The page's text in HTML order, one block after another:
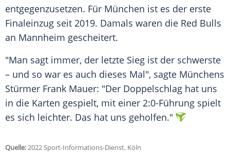
entgegenzusetzen. Für München ist es der erste
Finaleinzug seit 2019. Damals waren die Red Bulls
an Mannheim gescheitert.
"Man sagt immer, der letzte Sieg ist der schwerste
– und so war es auch dieses Mal", sagte Münchens
Stürmer Frank Mauer: "Der Doppelschlag hat uns
in die Karten gespielt, mit einer 2:0-Führung spielt
es sich leichter. Das hat uns geholfen."
Quelle:2022 Sport-Informations-Dienst, Köln